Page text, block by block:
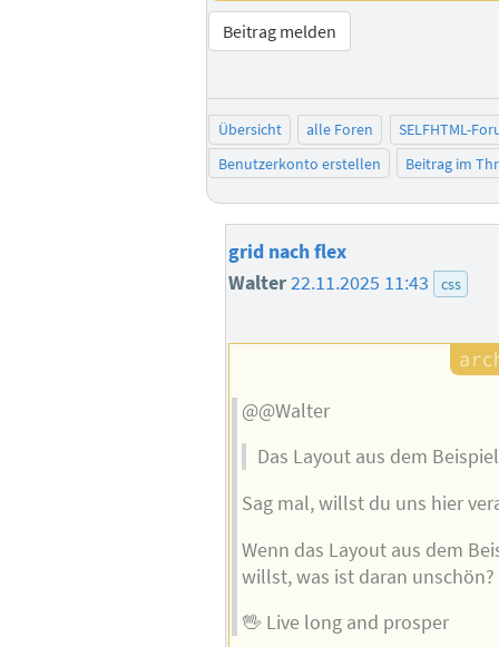
Beitrag melden
Übersicht alle Foren
SELFHTML-
Benutzerkonto erstellen
Beitrag im
grid nach flex
Walter22.11.2025 11:43 css
@@Walter
Das Layout aus dem Beispiel
Sag mal, willst du uns hier
Wenn das Layout aus dem
willst, was ist daran unschön?
🖖 Live long and prosper